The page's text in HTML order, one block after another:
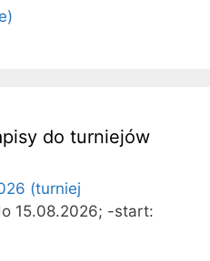
do turniejów
(turniej
15.08.2026; -start: